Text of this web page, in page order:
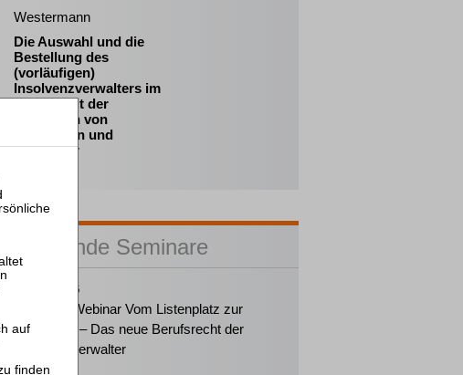
Westermann
Die Auswahl und die
Bestellung des
(vorläufigen)
Insolvenzverwalters im
Widerstreit der
Interessen von
Gläubigern und
Schuldner
Passende Seminare
25.08.2026
Praktiker-Webinar Vom Listenplatz zur
Zulassung – Das neue Berufsrecht der
Insolvenzverwalter